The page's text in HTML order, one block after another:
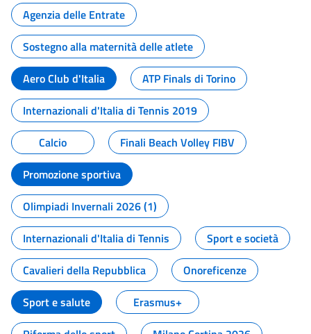
Agenzia delle Entrate
Sostegno alla maternità delle atlete
Aero Club d'Italia
ATP Finals di Torino
Internazionali d'Italia di Tennis 2019
Calcio
Finali Beach Volley FIBV
Promozione sportiva
Olimpiadi Invernali 2026 (1)
Internazionali d'Italia di Tennis
Sport e società
Cavalieri della Repubblica
Onoreficenze
Sport e salute
Erasmus+